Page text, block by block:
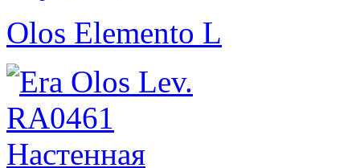
Olos Elemento L